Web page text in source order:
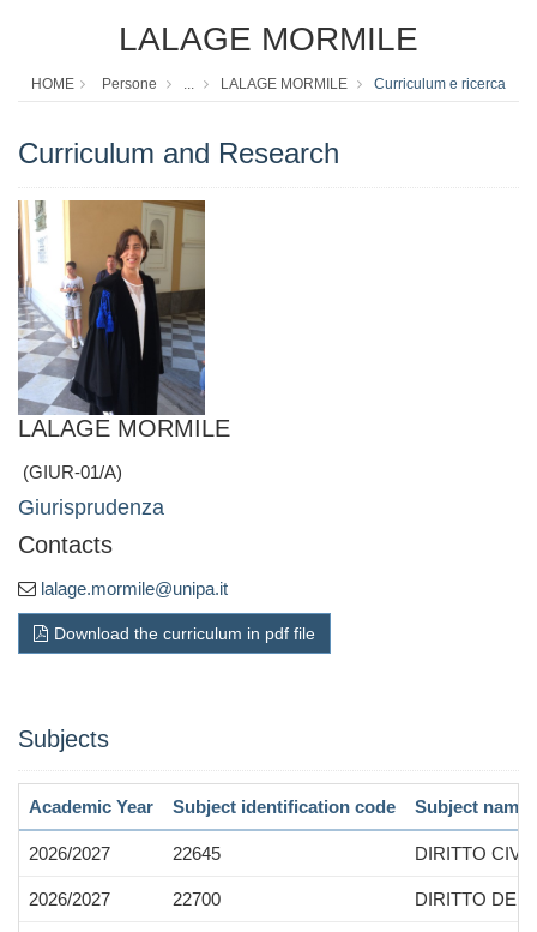
LALAGE MORMILE
HOME Persone ... LALAGE MORMILE Curriculum e ricerca
Curriculum and Research
LALAGE MORMILE
(GIUR-01/A)
Giurisprudenza
Contacts
lalage.mormile@unipa.it
Download the curriculum in pdf file
Subjects
Academic Year Subject identification code Subject name
2026/2027 22645 DIRITTO
2026/2027 22700 DIRITTO